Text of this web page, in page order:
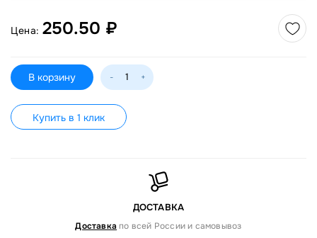
Цена: 250.50 ₽
В корзину - +
Купить в 1 клик
ДОСТАВКА
Доставка по всей России и самовывоз